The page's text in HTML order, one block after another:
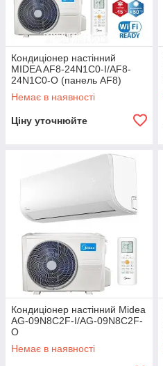
Кондиціонер настінний
MIDEA AF8-24N1C0-I/AF8-
24N1C0-O (панель AF8)
Немає в наявності
Ціну уточнюйте
Кондиціонер настінний Midea
AG-09N8C2F-I/AG-09N8C2F-
O
Немає в наявності